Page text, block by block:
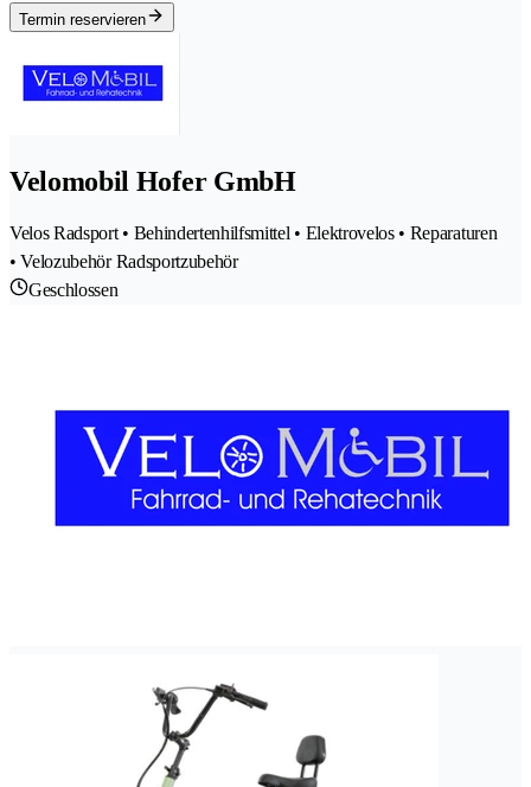
Termin reservieren
Velomobil Hofer GmbH
Velos Radsport • Behindertenhilfsmittel • Elektrovelos • Reparaturen
• Velozubehör Radsportzubehör
Geschlossen